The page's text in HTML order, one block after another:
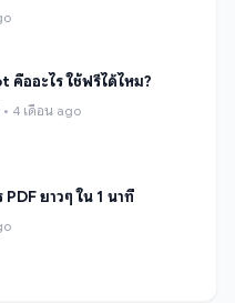
ออะไร ใช้ฟรีได้ไหม?
4 เดือน ago
ยาวๆ ใน 1 นาที